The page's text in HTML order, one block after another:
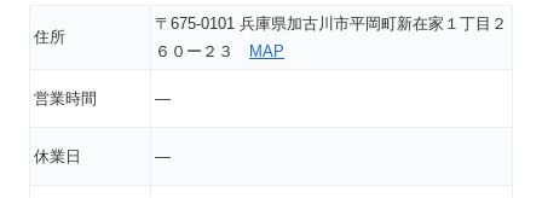
住所
〒675-0101 兵庫県加古川市平岡町新在家１丁目２
６０ー２３
MAP
営業時間 ―
休業日 ―